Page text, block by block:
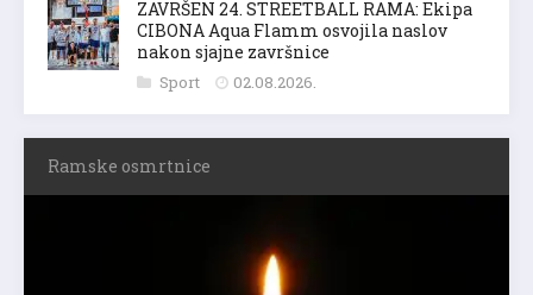
ZAVRŠEN 24. STREETBALL RAMA: Ekipa
CIBONA Aqua Flamm osvojila naslov
nakon sjajne završnice
Sport 02.08.2026.
Ramske osmrtnice